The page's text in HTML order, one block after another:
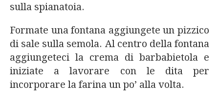
sulla spianatoia.
Formate una fontana aggiungete un pizzico
di sale sulla semola. Al centro della fontana
aggiungeteci la crema di barbabietola e
iniziate a lavorare con le dita per
incorporare la farina un po’ alla volta.